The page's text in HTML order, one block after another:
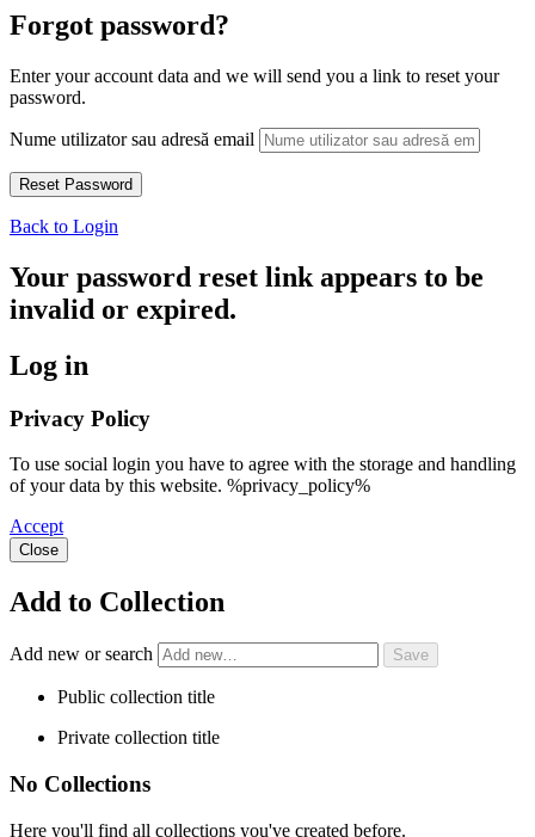
Forgot password?
Enter your account data and we will send you a link to reset your
password.
Nume utilizator sau adresă email
Back to Login
Your password reset link appears to be
invalid or expired.
Log in
Privacy Policy
To use social login you have to agree with the storage and handling
of your data by this website. %privacy_policy%
Accept
Close
Add to Collection
Add new or search
Public collection title
Private collection title
No Collections
Here you'll find all collections you've created before.